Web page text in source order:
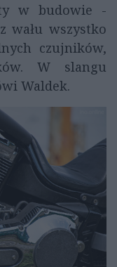
w budowie -
wału wszystko
czujników,
W slangu
Waldek.